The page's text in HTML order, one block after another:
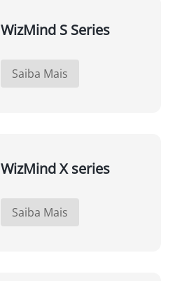
WizMind S Series
Saiba Mais
WizMind X series
Saiba Mais